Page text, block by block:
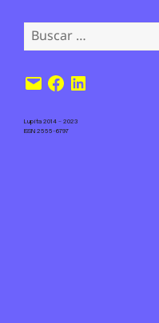
Buscar:
Correo
electrónico
Facebook
LinkedIn
Lupita 2014 – 2023
ISSN 2555-6797